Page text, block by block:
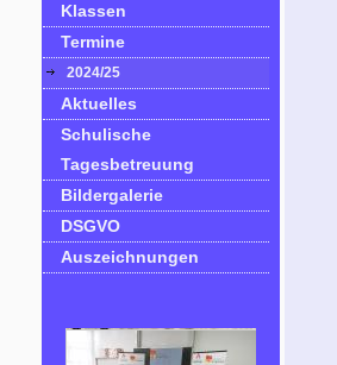
Klassen
Termine
2024/25
Aktuelles
Schulische
Tagesbetreuung
Bildergalerie
DSGVO
Auszeichnungen